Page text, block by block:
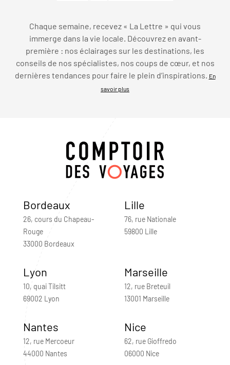
Chaque semaine, recevez « La Lettre » qui vous
immerge dans la vie locale. Découvrez en avant-
première : nos éclairages sur les destinations, les
conseils de nos spécialistes, nos coups de cœur, et nos
dernières tendances pour faire le plein d’inspirations. En
savoir plus
Bordeaux
26, cours du Chapeau-
Rouge
33000 Bordeaux
Lille
76, rue Nationale
59800 Lille
Lyon
10, quai Tilsitt
69002 Lyon
Marseille
12, rue Breteuil
13001 Marseille
Nantes
12, rue Mercoeur
44000 Nantes
Nice
62, rue Gioffredo
06000 Nice